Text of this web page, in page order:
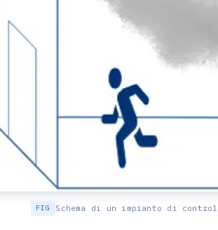
Schema di un impianto di